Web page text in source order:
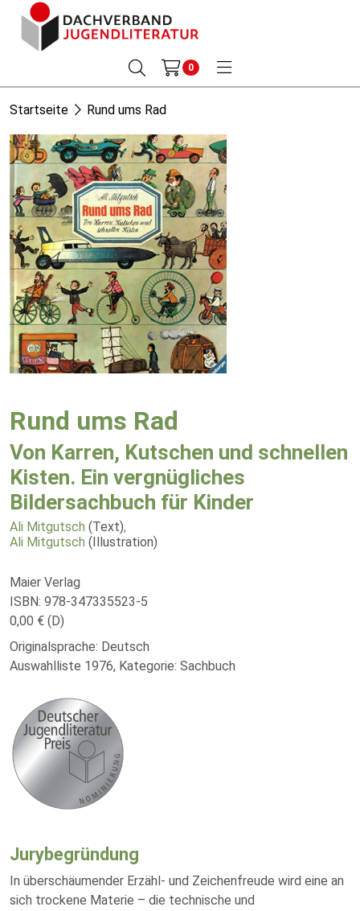
0
Startseite Rund ums Rad
Rund ums Rad
Von Karren, Kutschen und schnellen
Kisten. Ein vergnügliches
Bildersachbuch für Kinder
Ali Mitgutsch (Text),
Ali Mitgutsch (Illustration)
Maier Verlag
ISBN: 978-347335523-5
0,00 € (D)
Originalsprache: Deutsch
Auswahlliste 1976, Kategorie: Sachbuch
Jurybegründung
In überschäumender Erzähl- und Zeichenfreude wird eine an
sich trockene Materie – die technische und